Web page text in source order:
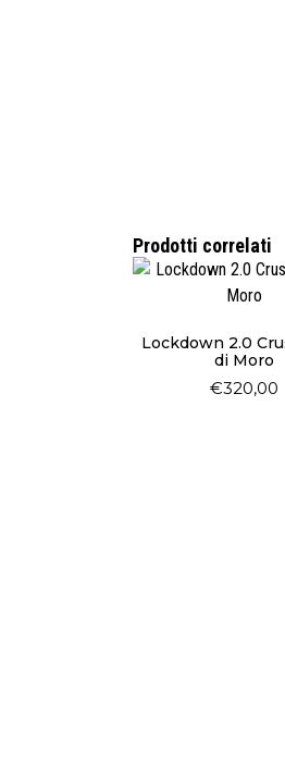
Prodotti correlati
Lockdown 2.0
di Moro
€320,00